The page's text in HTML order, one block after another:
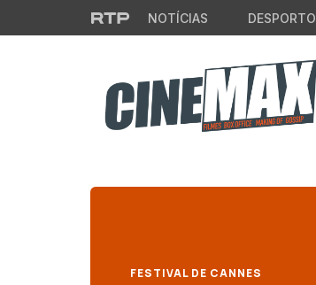
Saltar para o conteúdo principal
NOTÍCIAS DESPORTO
FESTIVAL DE CANNES